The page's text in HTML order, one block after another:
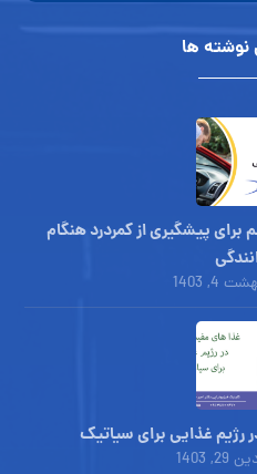
نوشته ها
رانندگی + 4 راه مهم برای پیشگیری از کمردرد هنگام
4, 1403
رژیم غذایی برای سیاتیک
1403